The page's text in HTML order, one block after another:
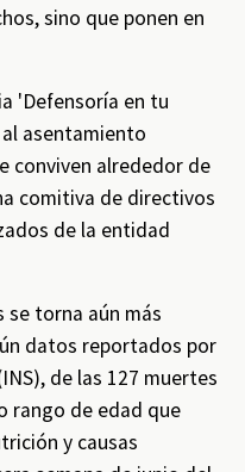
sino que ponen en
'Defensoría en tu
asentamiento
conviven alrededor de
comitiva de directivos
de la entidad
se torna aún más
datos reportados por
de las 127 muertes
rango de edad que
y causas